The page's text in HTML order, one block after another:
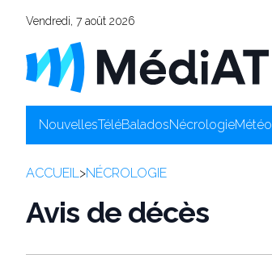
Vendredi, 7 août 2026
NouvellesTéléBaladosNécrologieMétéo
ACCUEIL>NÉCROLOGIE
Avis de décès